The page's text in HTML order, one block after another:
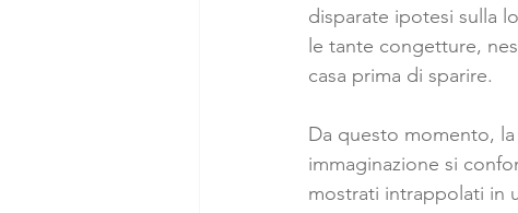
disparate ipotesi sulla
le tante congetture,
casa prima di sparire.
Da questo momento,
immaginazione si
mostrati intrappolati in